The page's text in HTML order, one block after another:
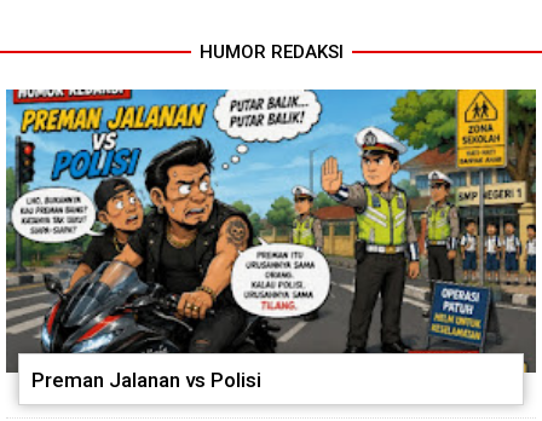
Pendampingan Babinsa
Tanaman Cabai
HUMOR REDAKSI
Preman Jalanan vs Polisi